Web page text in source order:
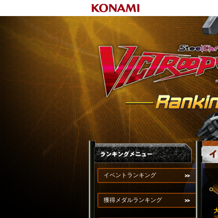
イベントランキング
獲得メダルランキング